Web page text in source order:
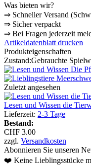
Was bieten wir?
⇒ Schneller Versand
⇒ Sicher verpackt
⇒ Bei Fragen jederzeit
Artikeldatenblatt drucken
Produkteigenschaften
Zustand:Gebrauchte
Zuletzt angesehen
Lesen und Wissen die
Lieferzeit: 2-3 Tage
Bestand:
CHF 3.00
zzgl. Versandkosten
Abonnieren Sie unseren
❤️ Keine Lieblingsstücke